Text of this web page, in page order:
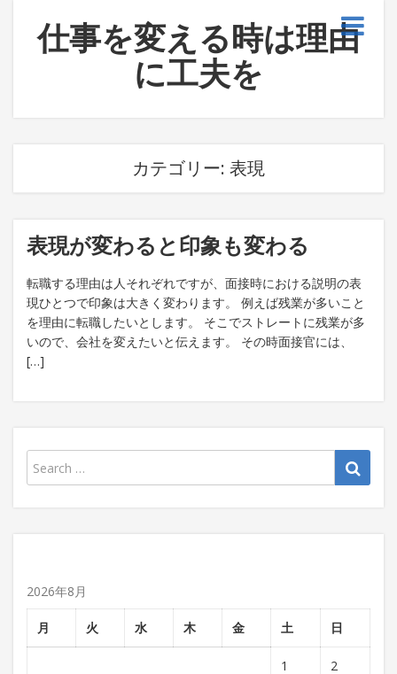
仕事を変える時は理由
に工夫を
カテゴリー: 表現
表現が変わると印象も変わる
転職する理由は人それぞれですが、面接時における説明の表
現ひとつで印象は大きく変わります。 例えば残業が多いこと
を理由に転職したいとします。 そこでストレートに残業が多
いので、会社を変えたいと伝えます。 その時面接官には、
[…]
2026年8月
月 火 水 木 金 土 日
1 2